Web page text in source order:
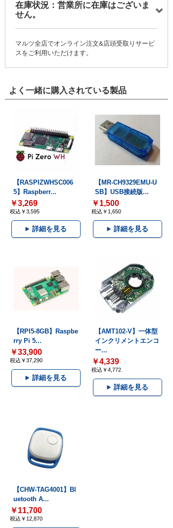
在庫状況：営業所に在庫はございま
せん。
マルツ全店でオンライン注文&店頭受取りサービ
スをご利用いただけます。
よく一緒に購入されている製品
【RASPIZWHSC006
5】Raspberr...
￥3,269
税込￥3,595
詳細を見る
【MR-CH9329EMU-U
SB】USB接続版...
￥1,500
税込￥1,650
詳細を見る
【RPI5-8GB】Raspbe
rry Pi 5...
￥33,900
税込￥37,290
詳細を見る
【AMT102-V】一体型
インクリメントエンコ
ー...
￥4,339
税込￥4,772
詳細を見る
【CHW-TAG4001】Bl
uetooth A...
￥11,700
税込￥12,870